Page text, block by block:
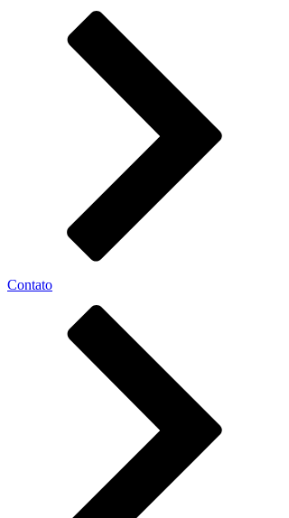
Contato